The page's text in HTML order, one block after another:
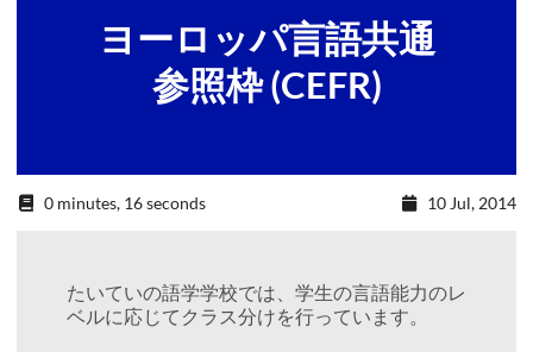
ヨーロッパ言語共通
参照枠 (CEFR)
0 minutes, 16 seconds 10 Jul, 2014
たいていの語学学校では、学生の言語能力のレ
ベルに応じてクラス分けを行っています。